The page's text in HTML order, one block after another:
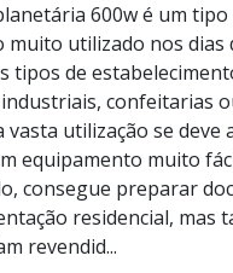
600w é um tipo
muito utilizado nos dias
tipos de
confeitarias
vasta utilização se deve
equipamento muito
consegue preparar
residencial, mas
revendid...